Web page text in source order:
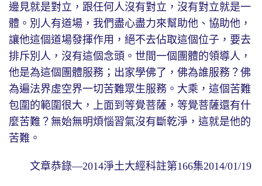
邊見就是對立，跟任何人沒有對立，沒有對立就是一
體。別人有道場，我們盡心盡力來幫助他、協助他，
讓他這個道場發揮作用，絕不去佔取這個位子，要去
排斥別人，沒有這個念頭。世間一個團體的領導人，
他是為這個團體服務；出家學佛了，佛為誰服務？佛
為遍法界虛空界一切苦難眾生服務。大乘，這個苦難
包圍的範圍很大，上面到等覺菩薩，等覺菩薩還有什
麼苦難？無始無明煩惱習氣沒有斷乾淨，這就是他的
苦難。
文章恭錄—2014淨土大經科註第166集2014/01/19